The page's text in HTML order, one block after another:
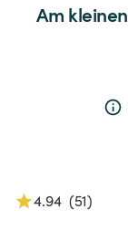
Am kleinen
4.94 (51)